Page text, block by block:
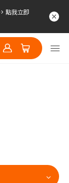
點我立即
點我立即
點我立即